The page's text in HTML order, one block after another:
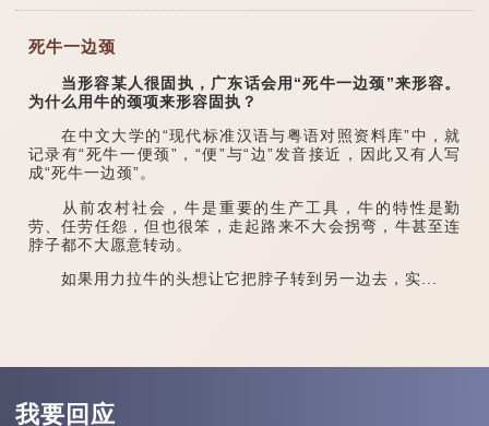
死牛一边颈
当形容某人很固执，广东话会用“死牛一边颈”来形容。
为什么用牛的颈项来形容固执？
在中文大学的“现代标准汉语与粤语对照资料库”中，就
记录有“死牛一便颈”，“便”与“边”发音接近，因此又有人写
成“死牛一边颈”。
从前农村社会，牛是重要的生产工具，牛的特性是勤
劳、任劳任怨，但也很笨，走起路来不大会拐弯，牛甚至连
脖子都不大愿意转动。
如果用力拉牛的头想让它把脖子转到另一边去，实...
我要回应